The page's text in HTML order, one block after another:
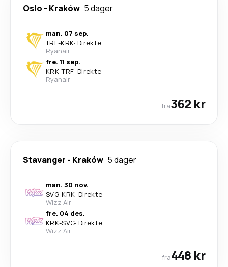
Oslo - Kraków 5 dager
man. 07 sep.
TRF-KRK· Direkte
Ryanair
fre. 11 sep.
KRK-TRF· Direkte
Ryanair
fra362 kr
Stavanger - Kraków 5 dager
man. 30 nov.
SVG-KRK· Direkte
Wizz Air
fre. 04 des.
KRK-SVG· Direkte
Wizz Air
fra448 kr